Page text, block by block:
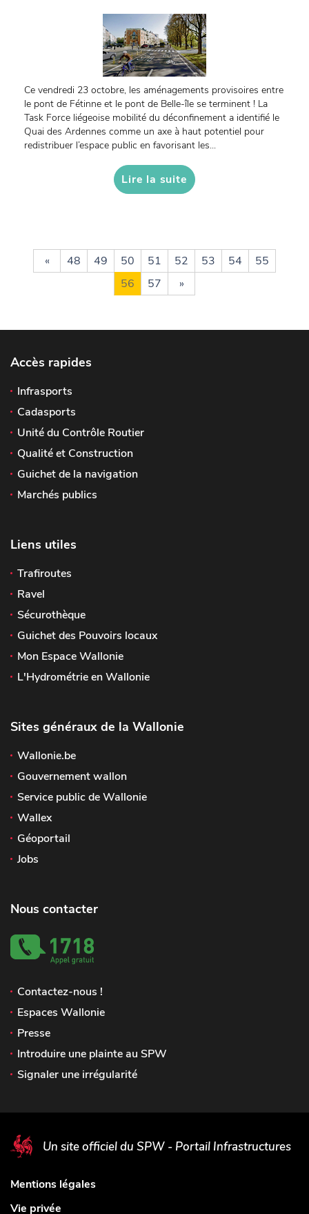
Ce vendredi 23 octobre, les aménagements provisoires entre
le pont de Fétinne et le pont de Belle-île se terminent ! La
Task Force liégeoise mobilité du déconfinement a identifié le
Quai des Ardennes comme un axe à haut potentiel pour
redistribuer l’espace public en favorisant les...
Lire la suite
« 48 49 50 51 52 53 54
55
56
57 »
Accès rapides
Infrasports
Cadasports
Unité du Contrôle Routier
Qualité et Construction
Guichet de la navigation
Marchés publics
Liens utiles
Trafiroutes
Ravel
Sécurothèque
Guichet des Pouvoirs locaux
Mon Espace Wallonie
L'Hydrométrie en Wallonie
Sites généraux de la Wallonie
Wallonie.be
Gouvernement wallon
Service public de Wallonie
Wallex
Géoportail
Jobs
Nous contacter
Contactez-nous !
Espaces Wallonie
Presse
Introduire une plainte au SPW
Signaler une irrégularité
Un site officiel du SPW - Portail Infrastructures
Mentions légales
Vie privée